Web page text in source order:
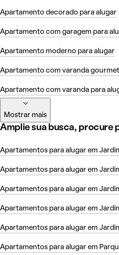
Apartamento decorado para alugar
Apartamento com garagem para
Apartamento moderno para alugar
Apartamento com varanda
Apartamento com varanda para
Mostrar mais
Amplie sua busca, procure
Apartamentos para alugar em
Apartamentos para alugar em
Apartamentos para alugar em
Apartamentos para alugar em
Apartamentos para alugar em
Apartamentos para alugar em